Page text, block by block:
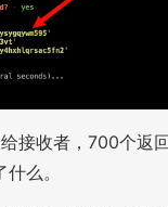
接收者，700个返
么。